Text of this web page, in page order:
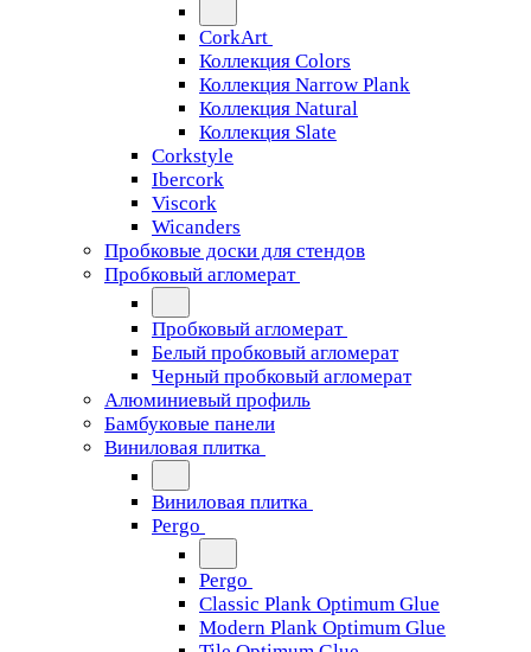
CorkArt
Коллекция Colors
Коллекция Narrow Plank
Коллекция Natural
Коллекция Slate
Corkstyle
Ibercork
Viscork
Wicanders
Пробковые доски для стендов
Пробковый агломерат
Пробковый агломерат
Белый пробковый агломерат
Черный пробковый агломерат
Алюминиевый профиль
Бамбуковые панели
Виниловая плитка
Виниловая плитка
Pergo
Pergo
Classic Plank Optimum Glue
Modern Plank Optimum Glue